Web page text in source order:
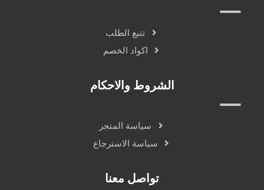
تتبع الطلب
اكواد الخصم
الشروط والاحكام
سياسة المتجر
سياسة الاسترجاع
تواصل معنا